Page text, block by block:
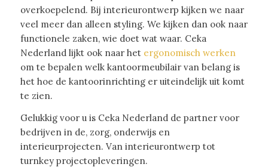
overkoepelend. Bij interieurontwerp kijken we naar
veel meer dan alleen styling. We kijken dan ook naar
functionele zaken, wie doet wat waar. Ceka
Nederland lijkt ook naar het ergonomisch werken
om te bepalen welk kantoormeubilair van belang is
het hoe de kantoorinrichting er uiteindelijk uit komt
te zien.
Gelukkig voor u is Ceka Nederland de partner voor
bedrijven in de, zorg, onderwijs en
interieurprojecten. Van interieurontwerp tot
turnkey projectopleveringen.